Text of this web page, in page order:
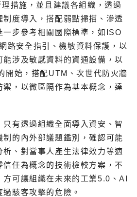
措施，並且建議各組織，透過
制度導入，搭配弱點掃描、滲透
一步參考相關國際標準，如ISO
路安全指引、機敏資料保護，以
能涉及敏感資料的資通設備，以
開始，搭配UTM、次世代防火牆
，以微區隔作為基本概念，達
只有透過組織全面導入資安、智
制的內外部議題鑑別，確認可能
析、對當事人產生法律效力等適
信任為概念的技術檢較方案，不
方可讓組織在未來的工業5.0、AI
駭客攻擊的危險。